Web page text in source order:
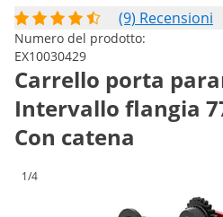
(9) Recensioni
Numero del prodotto:
EX10030429
Carrello porta
Intervallo flangia
Con catena
1/4